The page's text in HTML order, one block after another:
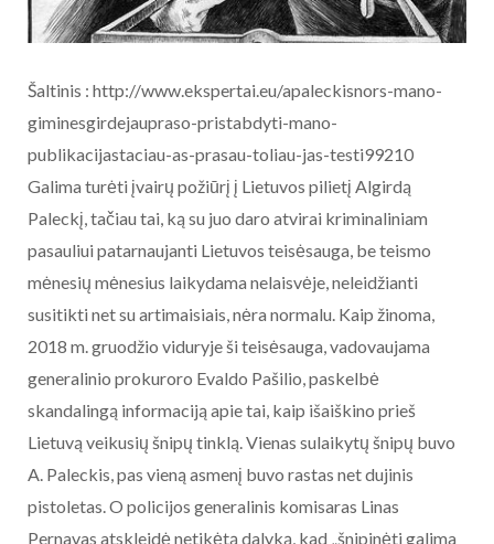
Šaltinis : http://www.ekspertai.eu/apaleckisnors-mano-
giminesgirdejaupraso-pristabdyti-mano-
publikacijastaciau-as-prasau-toliau-jas-testi99210
Galima turėti įvairų požiūrį į Lietuvos pilietį Algirdą
Paleckį, tačiau tai, ką su juo daro atvirai kriminaliniam
pasauliui patarnaujanti Lietuvos teisėsauga, be teismo
mėnesių mėnesius laikydama nelaisvėje, neleidžianti
susitikti net su artimaisiais, nėra normalu. Kaip žinoma,
2018 m. gruodžio viduryje ši teisėsauga, vadovaujama
generalinio prokuroro Evaldo Pašilio, paskelbė
skandalingą informaciją apie tai, kaip išaiškino prieš
Lietuvą veikusių šnipų tinklą. Vienas sulaikytų šnipų buvo
A. Paleckis, pas vieną asmenį buvo rastas net dujinis
pistoletas. O policijos generalinis komisaras Linas
Pernavas atskleidė netikėtą dalyką, kad „šnipinėti galima